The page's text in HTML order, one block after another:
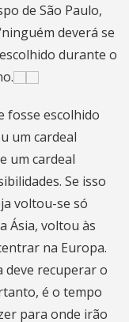
de São Paulo,
deverá se
durante o
fosse escolhido
um cardeal
um cardeal
Se isso
voltou-se só
Ásia, voltou às
na Europa.
deve recuperar o
é o tempo
para onde irão